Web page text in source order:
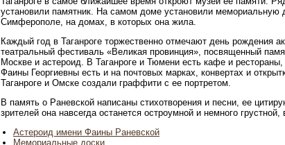
установили памятник. На самом доме установили
Симферополе, на домах, в которых она жила.
Каждый год в Таганроге торжественно отмечают день рождения
театральный фестиваль «Великая провинция», посвященный
Москве и астероид. В Таганроге и Тюмени есть кафе и
Фаины Георгиевны есть и на почтовых марках, конвертах и
Таганроге и Омске создали граффити с ее портретом.
В память о Раневской написаны стихотворения и песни, ее
зрителей она навсегда останется остроумной и немного
Астероид имени Фаины Раневской
Мемориальные доски